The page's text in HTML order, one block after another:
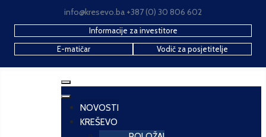
info@kresevo.ba +387 (0) 30 806 602
Informacije za investitore
E-matičar
Vodič za posjetitelje
NOVOSTI
KREŠEVO